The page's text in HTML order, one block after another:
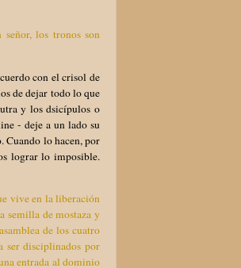
los tronos son
con el crisol de
de dejar todo lo que
y los dsicípulos o
- deje a un lado su
Cuando lo hacen, por
lograr lo imposible.
vive en la liberación
semilla de mostaza y
de los cuatro
ser disciplinados por
entrada al dominio